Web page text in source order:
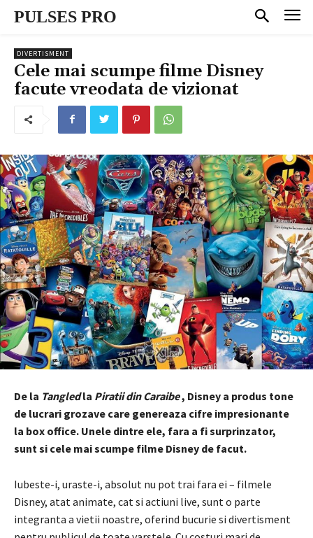
PULSES PRO
DIVERTISMENT
Cele mai scumpe filme Disney
facute vreodata de vizionat
De la Tangledla Piratii din Caraibe, Disney a produs tone
de lucrari grozave care genereaza cifre impresionante
la box office. Unele dintre ele, fara a fi surprinzator,
sunt si cele mai scumpe filme Disney de facut.
Iubeste-i, uraste-i, absolut nu pot trai fara ei – filmele
Disney, atat animate, cat si actiuni live, sunt o parte
integranta a vietii noastre, oferind bucurie si divertisment